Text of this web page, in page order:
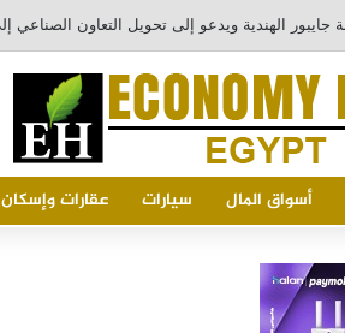
أسواق المال سيارات عقارات وإسكان